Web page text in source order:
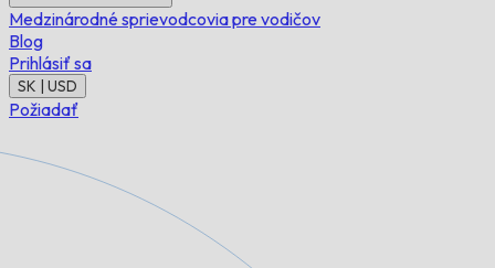
Medzinárodné sprievodcovia pre vodičov
Blog
Prihlásiť sa
SK | USD
Požiadať